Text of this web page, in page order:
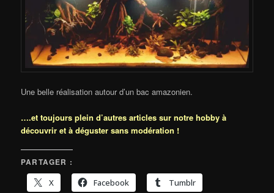
Une belle réalisation autour d’un bac amazonien.
….et toujours plein d’autres articles sur notre hobby à
découvrir et à déguster sans modération !
PARTAGER :
X
Facebook Tumblr